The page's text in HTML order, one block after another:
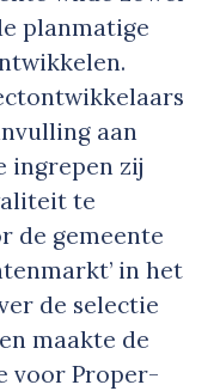
planmatige
aan
ingrepen zij
te
de gemeente
in het
de selectie
maakte de
voor Proper-